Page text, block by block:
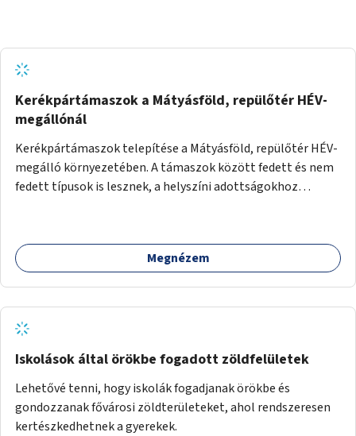
Kerékpártámaszok a Mátyásföld, repülőtér HÉV-
megállónál
Kerékpártámaszok telepítése a Mátyásföld, repülőtér HÉV-
megálló környezetében. A támaszok között fedett és nem
fedett típusok is lesznek, a helyszíni adottságokhoz
Megnézem
Iskolások által örökbe fogadott zöldfelületek
Lehetővé tenni, hogy iskolák fogadjanak örökbe és
gondozzanak fővárosi zöldterületeket, ahol rendszeresen
kertészkedhetnek a gyerekek.